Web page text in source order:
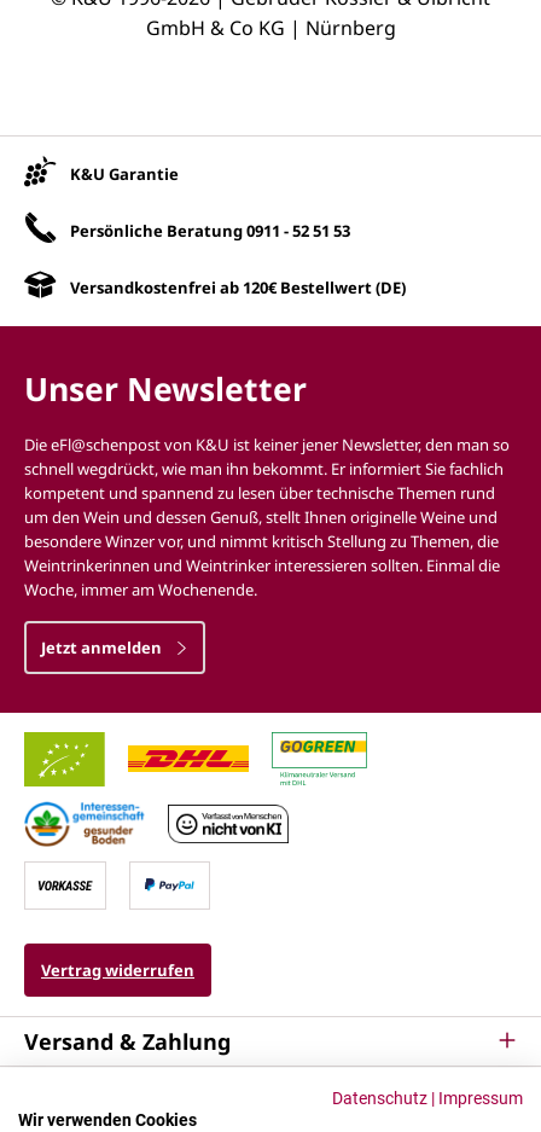
GmbH & Co KG | Nürnberg
K&U Garantie
Persönliche Beratung0911 - 52 51 53
Versandkostenfrei ab 120€ Bestellwert (DE)
Unser Newsletter
Die eFl@schenpost von K&U ist keiner jener Newsletter, den man so
schnell wegdrückt, wie man ihn bekommt. Er informiert Sie fachlich
kompetent und spannend zu lesen über technische Themen rund
um den Wein und dessen Genuß, stellt Ihnen originelle Weine und
besondere Winzer vor, und nimmt kritisch Stellung zu Themen, die
Weintrinkerinnen und Weintrinker interessieren sollten. Einmal die
Woche, immer am Wochenende.
Jetzt anmelden
Vertrag widerrufen
Versand & Zahlung
Datenschutz | Impressum
Wir verwenden Cookies